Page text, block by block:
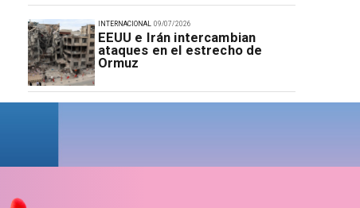
09/07/2026
EEUU e Irán intercambian
ataques en el estrecho de
Ormuz
INTERNACIONAL